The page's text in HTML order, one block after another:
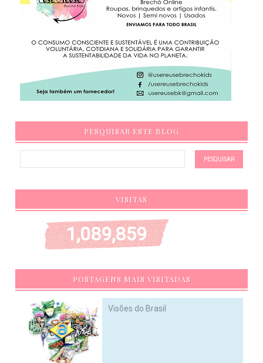
PESQUISAR ESTE BLOG
VISITAS
1,089,859
POSTAGENS MAIS VISITADAS
Visões do Brasil